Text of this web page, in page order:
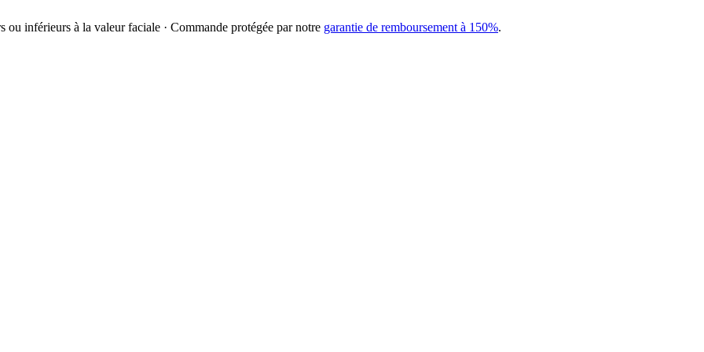
inférieurs à la valeur faciale · Commande protégée par notre garantie de remboursement à 150%.